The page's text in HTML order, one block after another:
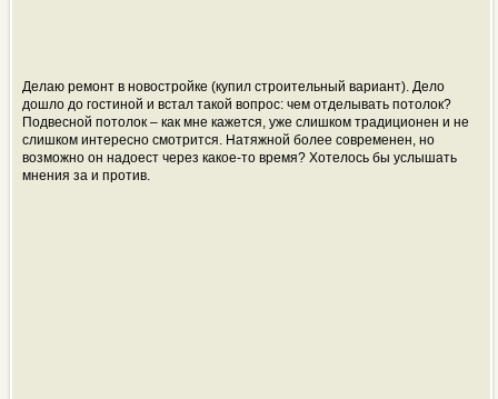
Делаю ремонт в новостройке (купил строительный вариант). Дело
дошло до гостиной и встал такой вопрос: чем отделывать потолок?
Подвесной потолок – как мне кажется, уже слишком традиционен и не
слишком интересно смотрится. Натяжной более современен, но
возможно он надоест через какое-то время? Хотелось бы услышать
мнения за и против.